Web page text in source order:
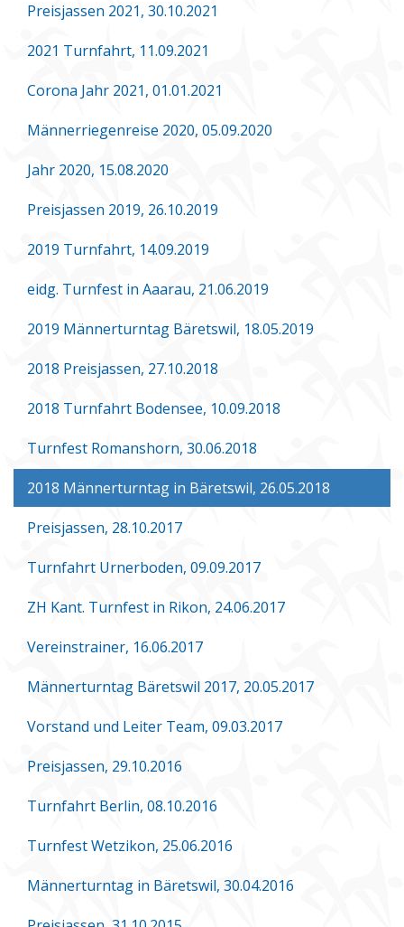
Preisjassen 2021, 30.10.2021
2021 Turnfahrt, 11.09.2021
Corona Jahr 2021, 01.01.2021
Männerriegenreise 2020, 05.09.2020
Jahr 2020, 15.08.2020
Preisjassen 2019, 26.10.2019
2019 Turnfahrt, 14.09.2019
eidg. Turnfest in Aaarau, 21.06.2019
2019 Männerturntag Bäretswil, 18.05.2019
2018 Preisjassen, 27.10.2018
2018 Turnfahrt Bodensee, 10.09.2018
Turnfest Romanshorn, 30.06.2018
2018 Männerturntag in Bäretswil, 26.05.2018
Preisjassen, 28.10.2017
Turnfahrt Urnerboden, 09.09.2017
ZH Kant. Turnfest in Rikon, 24.06.2017
Vereinstrainer, 16.06.2017
Männerturntag Bäretswil 2017, 20.05.2017
Vorstand und Leiter Team, 09.03.2017
Preisjassen, 29.10.2016
Turnfahrt Berlin, 08.10.2016
Turnfest Wetzikon, 25.06.2016
Männerturntag in Bäretswil, 30.04.2016